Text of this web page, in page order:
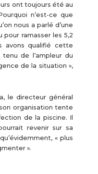
ont toujours été au
n’est-ce que
nous a parlé d’une
pour ramasser les 5,2
avons qualifié cette
de l’ampleur du
de la situation »,
le directeur général
organisation tente
de la piscine. Il
revenir sur sa
« plus
».